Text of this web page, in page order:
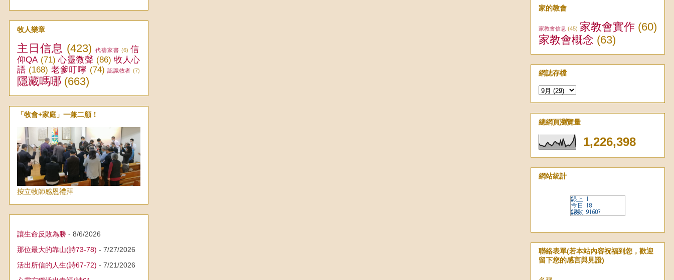
牧人樂章
主日信息 (423) 代禱家書 (6) 信
仰QA (71) 心靈微聲 (86) 牧人心
語 (168) 老爹叮嚀 (74) 認識牧者 (7)
隱藏嗎哪 (663)
「牧會+家庭」一兼二顧！
按立牧師感恩禮拜
讓生命反敗為勝 - 8/6/2026
那位最大的靠山(詩73-78) - 7/27/2026
活出所信的人生(詩67-72) - 7/21/2026
家的教會
家教會信息 (45) 家教會實作 (60)
家教會概念 (63)
網誌存檔
總網頁瀏覽量
1,226,398
網站統計
聯絡表單(若本站內容祝福到您，歡迎
留下您的感言與見證)